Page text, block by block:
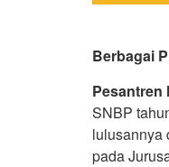
Berbagai
Pesantren
SNBP
lulusannya
pada